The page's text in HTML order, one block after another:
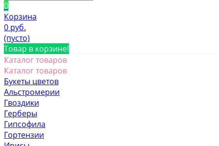
0
Корзина
0 руб.
(пусто)
Товар в корзине!
Каталог товаров
Каталог товаров
Букеты цветов
Альстромерии
Гвоздики
Герберы
Гипсофила
Гортензии